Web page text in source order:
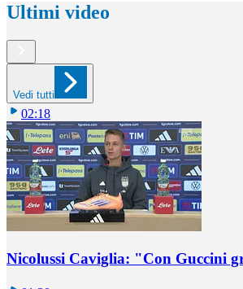
Ultimi video
Vedi tutti
02:18
Nicolussi Caviglia: "Con Guccini